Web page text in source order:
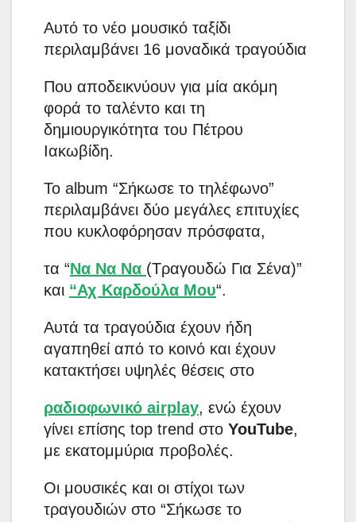
Αυτό το νέο μουσικό ταξίδι
περιλαμβάνει 16 μοναδικά τραγούδια
Που αποδεικνύουν για μία ακόμη
φορά το ταλέντο και τη
δημιουργικότητα του Πέτρου
Ιακωβίδη.
Το album “Σήκωσε το τηλέφωνο”
περιλαμβάνει δύο μεγάλες επιτυχίες
που κυκλοφόρησαν πρόσφατα,
τα “Να Να Να (Τραγουδώ Για Σένα)”
και “Αχ Καρδούλα Μου“.
Αυτά τα τραγούδια έχουν ήδη
αγαπηθεί από το κοινό και έχουν
κατακτήσει υψηλές θέσεις στο
ραδιοφωνικό airplay, ενώ έχουν
γίνει επίσης top trend στο YouTube,
με εκατομμύρια προβολές.
Οι μουσικές και οι στίχοι των
τραγουδιών στο “Σήκωσε το